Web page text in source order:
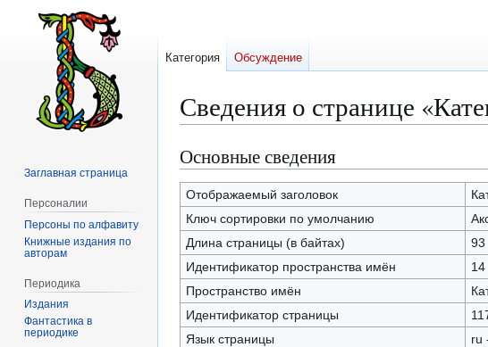
Сведения о странице
Перейти
к
навигации
Перейти
к
поиску
Основные сведения
Отображаемый заголовок
Ключ сортировки по умолчанию
Длина страницы (в байтах)
93
Идентификатор пространства имён
14
Пространство имён
Идентификатор страницы
Язык страницы
ru
Категория Обсуждение
Заглавная страница
Персоналии
Персоны по алфавиту
Книжные издания по
авторам
Периодика
Издания
Фантастика в
периодике